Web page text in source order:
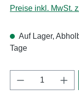
Preise inkl. MwSt.
Auf Lager,
Tage
Produkt